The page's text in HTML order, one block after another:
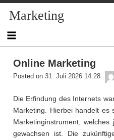
Marketing
Online Marketing
Posted on 31. Juli 2026 14:28
Die Erfindung des Internets
Marketing. Hierbei handelt
Marketinginstrument,
gewachsen ist. Die